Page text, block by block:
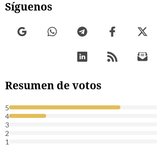
Síguenos
Resumen de votos
5
4
3
2
1